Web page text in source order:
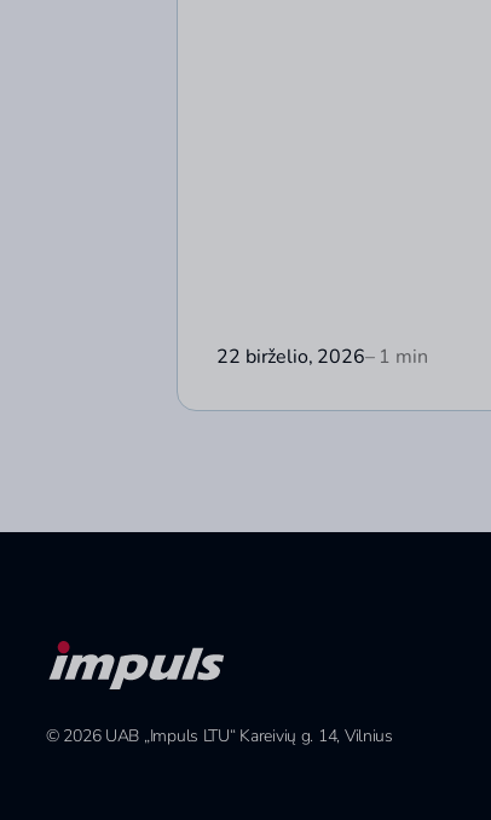
22 birželio, 2026– 1 min
© 2026 UAB „Impuls LTU“ Kareivių g. 14, Vilnius